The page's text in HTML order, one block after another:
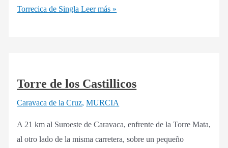
Torrecica de Singla Leer más »
Torre de los Castillicos
Caravaca de la Cruz,MURCIA
A 21 km al Suroeste de Caravaca, enfrente de la Torre Mata,
al otro lado de la misma carretera, sobre un pequeño